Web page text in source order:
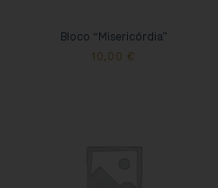
Bloco “Misericórdia”
10,00 €